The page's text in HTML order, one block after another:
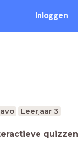
Inloggen
Leerjaar 3
quizzen